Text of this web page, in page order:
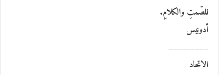
للصّمتِ والكلامِ.
أدونيس
_________
الاتحاد